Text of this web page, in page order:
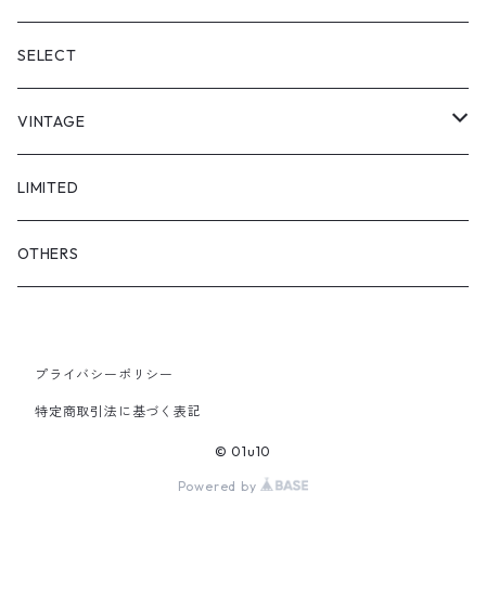
"enkan"
"tsunagi"
"asobi"
RADIO EVA
1+O
FULL DIVE
iCONOLOGY
SELECT
VINTAGE
TOPS
OUTER
SHOES & ACCESSORY
LIMITED
OTHERS
プライバシーポリシー
特定商取引法に基づく表記
© 01u10
Powered by